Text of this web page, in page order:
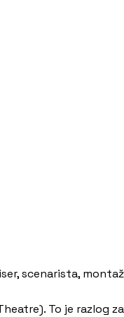
scenarista,
To je razlog